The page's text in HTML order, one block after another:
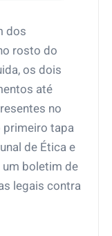
dos
rosto do
os dois
até
no
primeiro tapa
de Ética e
um boletim de
legais contra